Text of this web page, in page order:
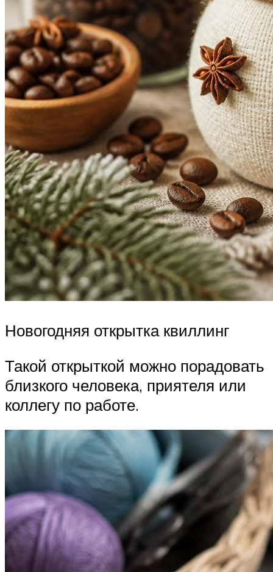
Новогодняя открытка квиллинг
Такой открыткой можно порадовать
близкого человека, приятеля или
коллегу по работе.